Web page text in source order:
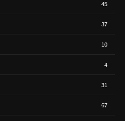
45
37
10
4
31
67